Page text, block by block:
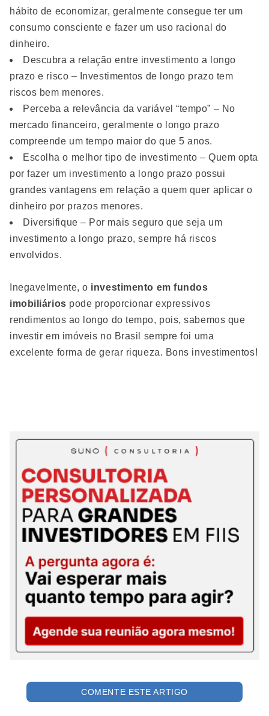
hábito de economizar, geralmente consegue ter um
consumo consciente e fazer um uso racional do
dinheiro.
Descubra a relação entre investimento a longo
prazo e risco – Investimentos de longo prazo tem
riscos bem menores.
Perceba a relevância da variável “tempo” – No
mercado financeiro, geralmente o longo prazo
compreende um tempo maior do que 5 anos.
Escolha o melhor tipo de investimento – Quem opta
por fazer um investimento a longo prazo possui
grandes vantagens em relação a quem quer aplicar o
dinheiro por prazos menores.
Diversifique – Por mais seguro que seja um
investimento a longo prazo, sempre há riscos
envolvidos.
Inegavelmente, o investimento em fundos
imobiliários pode proporcionar expressivos
rendimentos ao longo do tempo, pois, sabemos que
investir em imóveis no Brasil sempre foi uma
excelente forma de gerar riqueza. Bons investimentos!
COMENTE ESTE ARTIGO